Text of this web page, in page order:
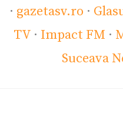
· gazetasv.ro ·
TV · Impact FM ·
Suceava